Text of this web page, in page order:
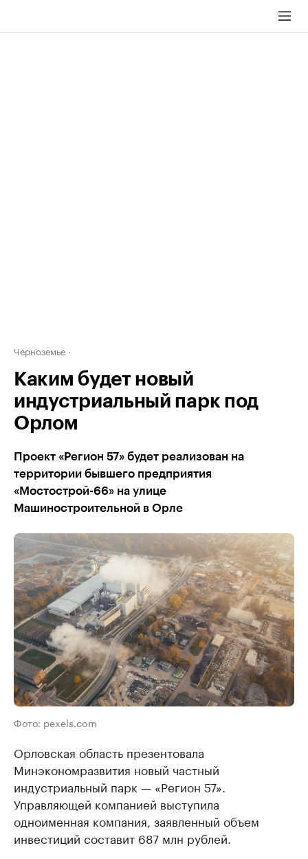
Черноземье
Каким будет новый
индустриальный парк под
Орлом
Проект «Регион 57» будет реализован на
территории бывшего предприятия
«Мостострой-66» на улице
Машиностроительной в Орле
Фото: pexels.com
Орловская область презентовала
Минэкономразвития новый частный
индустриальный парк — «Регион 57».
Управляющей компанией выступила
одноименная компания, заявленный объем
инвестиций составит 687 млн рублей.